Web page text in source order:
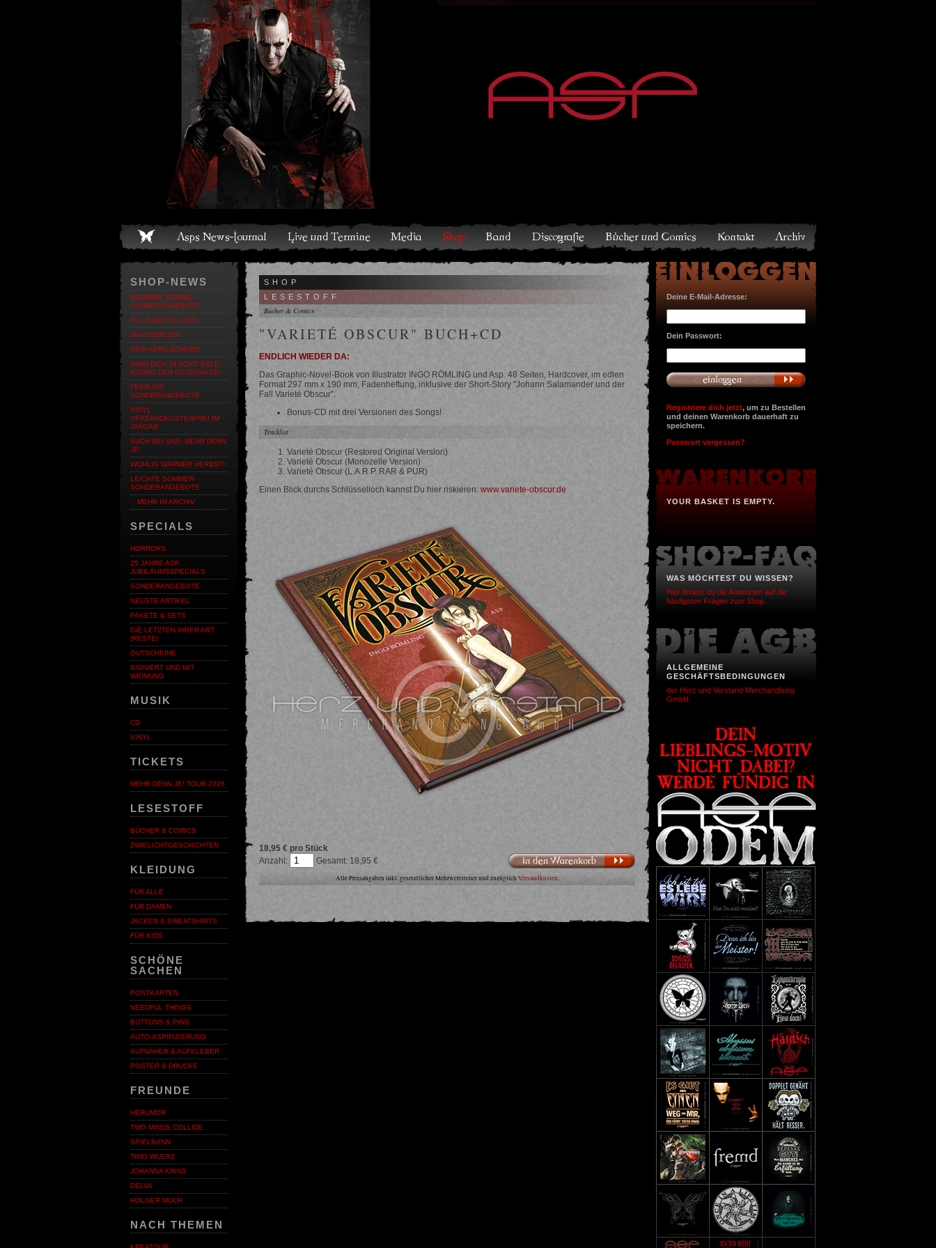
Live und Termine Media Shop Band Discografie Bücher und Comics Kontakt Archiv
SHOP-NEWS
SOMMER, SONNE,
SONDERANGEBOTE
ALL JUNI'D IS LOVE
MAI-STERLICH
KEIN APRILSCHERZ!
NIMM DICH IN ACHT! BALD
KOMMT DER OSTERHASE!
FEBRUAR
SONDERANGEBOTE
VINYL
VERSANDKOSTENFREI IM
JANUAR
AUCH BEI UNS: MEHR DENN
JE!
WOHLIG WARMER HERBST!
LEICHTE SOMMER-
SONDERANGEBOTE
…MEHR IM ARCHIV
SPECIALS
HORRORS
25 JAHRE ASP.
JUBILÄUMSSPECIALS
SONDERANGEBOTE
NEUSTE ARTIKEL
PAKETE & SETS
DIE LETZTEN IHRER ART
(RESTE)
GUTSCHEINE
SIGNIERT UND MIT
WIDMUNG
MUSIK
CD
VINYL
TICKETS
MEHR DENN JE! TOUR 2026
LESESTOFF
BÜCHER & COMICS
ZWIELICHTGESCHICHTEN
KLEIDUNG
FÜR ALLE
FÜR DAMEN
JACKEN & SWEATSHIRTS
FÜR KIDS
SCHÖNE
SACHEN
POSTKARTEN
NEEDFUL THINGS
BUTTONS & PINS
AUTO-ASPIFIZIERUNG
AUFNÄHER & AUFKLEBER
POSTER & DRUCKE
FREUNDE
HERUMOR
TWO MINDS COLLIDE
SPIELBANN
TIMO WUERZ
JOHANNA KRINS
DELVA
HOLGER MUCH
NACH THEMEN
Deine E-Mail-Adresse:
Dein Passwort:
Registriere dich jetzt, um zu Bestellen
und deinen Warenkorb dauerhaft zu
speichern.
Passwort vergessen?
YOUR BASKET IS EMPTY.
WAS MÖCHTEST DU WISSEN?
Hier findest du die Antworten auf die
häufigsten Fragen zum Shop.
ALLGEMEINE
GESCHÄFTSBEDINGUNGEN
der Herz und Verstand Merchandising
GmbH.
SHOP
LESESTOFF
Bücher & Comics
"VARIETÉ OBSCUR" BUCH+CD
ENDLICH WIEDER DA:
Das Graphic-Novel-Book von Illustrator INGO RÖMLING und Asp. 48 Seiten, Hardcover, im edlen
Format 297 mm x 190 mm, Fadenheftung, inklusive der Short-Story "Johann Salamander und der
Fall Varieté Obscur".
Bonus-CD mit drei Versionen des Songs!
Tracklist
Varieté Obscur (Restored Original Version)
Varieté Obscur (Monozelle Version)
Varieté Obscur (L.A.R.P. RAR & PUR)
Einen Blick durchs Schlüsselloch kannst Du hier riskieren: www.variete-obscur.de
18,95 € pro Stück
Anzahl:
18,95 In den Warenkorb
Alle Preisangaben inkl. gesetztlicher Mehrwertsteuer und zuzüglichVersandkosten.